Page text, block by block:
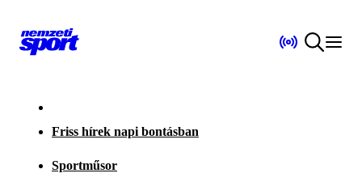
Friss hírek napi bontásban
Sportműsor